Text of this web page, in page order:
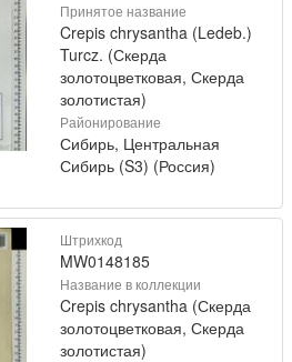
Принятое название
Crepis chrysantha (Ledeb.)
Turcz. (Скерда
золотоцветковая, Скерда
золотистая)
Районирование
Сибирь, Центральная
Сибирь (S3) (Россия)
Штрихкод
MW0148185
Название в коллекции
Crepis chrysantha (Скерда
золотоцветковая, Скерда
золотистая)